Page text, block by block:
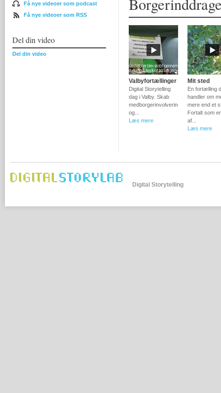
Få nye videoer som podcast
Få nye videoer som RSS
Del din video
Del din video
Valbyfortællinger
Digital Storytelling
dag i Valby. Skab
medborgerinvolvering
og...
Læs mere
Mit sted
En fortælling
handler om
mere end et
Fortalt som
af...
Læs mere
Digital Storytelling